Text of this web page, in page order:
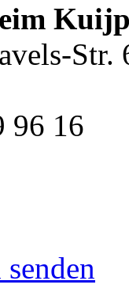
Str.
96 16